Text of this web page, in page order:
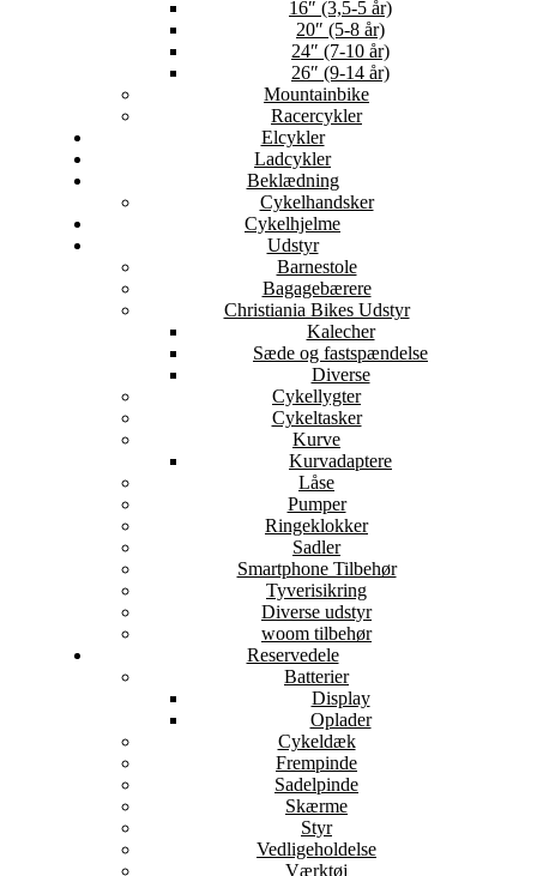
16″ (3,5-5 år)
20″ (5-8 år)
24″ (7-10 år)
26″ (9-14 år)
Mountainbike
Racercykler
Elcykler
Ladcykler
Beklædning
Cykelhandsker
Cykelhjelme
Udstyr
Barnestole
Bagagebærere
Christiania Bikes Udstyr
Kalecher
Sæde og fastspændelse
Diverse
Cykellygter
Cykeltasker
Kurve
Kurvadaptere
Låse
Pumper
Ringeklokker
Sadler
Smartphone Tilbehør
Tyverisikring
Diverse udstyr
woom tilbehør
Reservedele
Batterier
Display
Oplader
Cykeldæk
Frempinde
Sadelpinde
Skærme
Styr
Vedligeholdelse
Værktøj